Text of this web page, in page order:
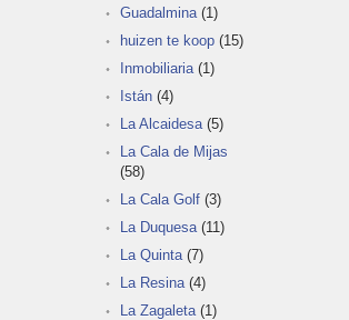
Guadalmina (1)
huizen te koop (15)
Inmobiliaria (1)
Istán (4)
La Alcaidesa (5)
La Cala de Mijas
(58)
La Cala Golf (3)
La Duquesa (11)
La Quinta (7)
La Resina (4)
La Zagaleta (1)